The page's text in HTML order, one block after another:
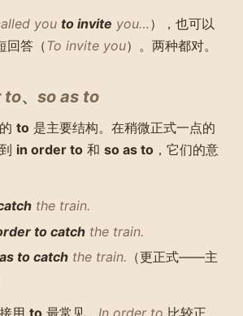
you to invite you…），也可以
回答（ To invite you）。两种都对。
to、 so as to
to 是主要结构。在稍微正式一点的
in order to 和 so as to ，它们的意
the train.
to catch the train.
to catch the train. （更正式——主
用 to 最常见。 In order to 比较正